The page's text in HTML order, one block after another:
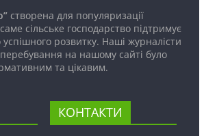
створена для популяризації
сільське господарство підтримує
розвитку. Наші журналісти
на нашому сайті було
та цікавим.
КОНТАКТИ